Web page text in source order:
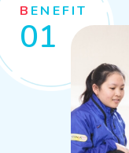
BENEFIT